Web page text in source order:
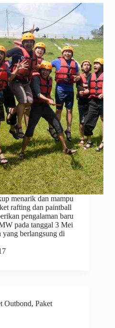
menarik dan mampu
rafting dan paintball
pengalaman baru
pada tanggal 3 Mei
yang berlangsung di
Outbond, Paket